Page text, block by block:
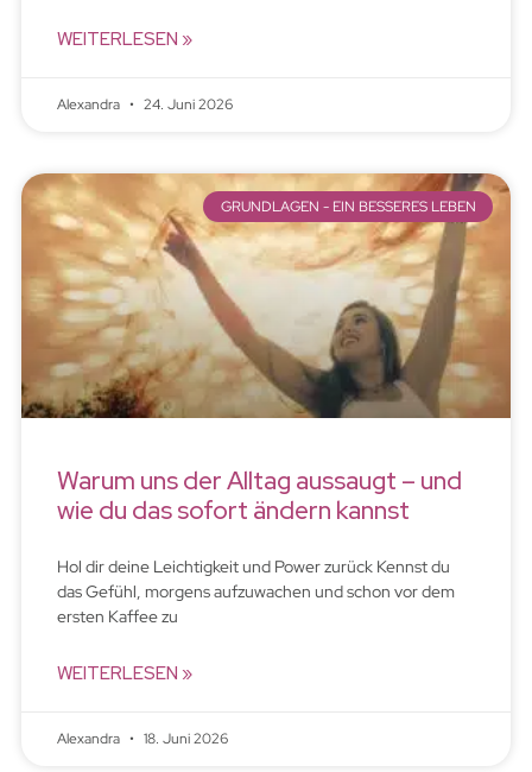
WEITERLESEN »
Alexandra 24. Juni 2026
GRUNDLAGEN - EIN BESSERES LEBEN
Warum uns der Alltag aussaugt – und
wie du das sofort ändern kannst
Hol dir deine Leichtigkeit und Power zurück Kennst du
das Gefühl, morgens aufzuwachen und schon vor dem
ersten Kaffee zu
WEITERLESEN »
Alexandra 18. Juni 2026